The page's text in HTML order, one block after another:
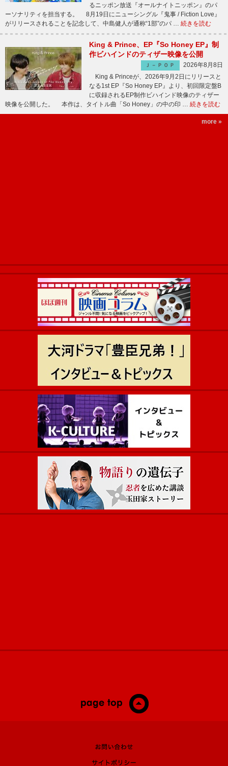
るニッポン放送『オールナイトニッポン』のパ
ーソナリティを担当する。 8月19日にニューシングル『鬼事 / Fiction Love』
がリリースされることを記念して、中島健人が通称“1部”のパ … 続きを読む
King & Prince、EP『So Honey EP』制
作ビハインドのティザー映像を公開
Ｊ－ＰＯＰ
2026年8月8日
King & Princeが、2026年9月2日にリリースと
なる1st EP『So Honey EP』より、初回限定盤B
に収録されるEP制作ビハインド映像のティザー
映像を公開した。 本作は、タイトル曲「So Honey」の中の印 … 続きを読む
more »